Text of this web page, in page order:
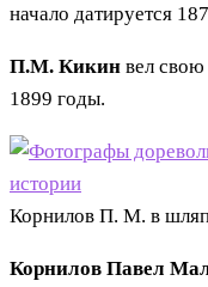
начало датируется
П.М. Кикин вел
1899 годы.
Корнилов П. М. в
Корнилов Павел